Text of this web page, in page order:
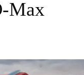
10,
2023
Max